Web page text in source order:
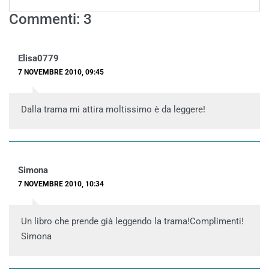
Commenti: 3
Elisa0779
7 NOVEMBRE 2010, 09:45
Dalla trama mi attira moltissimo è da leggere!
Simona
7 NOVEMBRE 2010, 10:34
Un libro che prende già leggendo la trama!Complimenti!
Simona